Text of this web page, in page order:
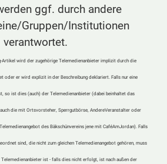
ggf. durch andere
Gruppen/Institutionen
verantwortet.
Artikel wird der zugehörige Telemedienanbieter implizit durch die
oder er wird explizit in der Beschreibung deklariert. Falls nur eine
so ist dies (auch) der Telemedienanbieter (dabei beinhaltet das
die mit Ortsvorsteher, Sperrgutbörse, AndereVeranstalter oder
des Bäkschünvereins jene mit CaféAmJordan). Falls
sind, die nicht zum gleichen Telemedienangebot gehören, muss
ist - falls dies nicht erfolgt, ist nach außen der